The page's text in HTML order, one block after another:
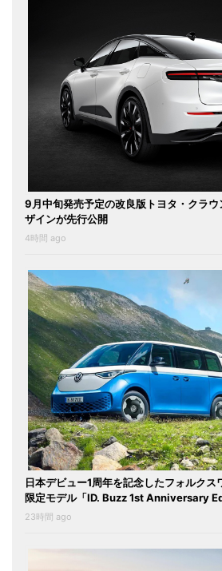
9月中旬発売予定の改良版トヨタ・クラ
ザインが先行公開
4時間 ago
日本デビュー1周年を記念したフォルク
限定モデル「ID. Buzz 1st Anniversary
23時間 ago